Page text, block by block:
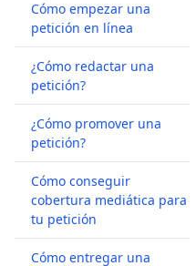
Cómo empezar una
petición en línea
¿Cómo redactar una
petición?
¿Cómo promover una
petición?
Cómo conseguir
cobertura mediática para
tu petición
Cómo entregar una